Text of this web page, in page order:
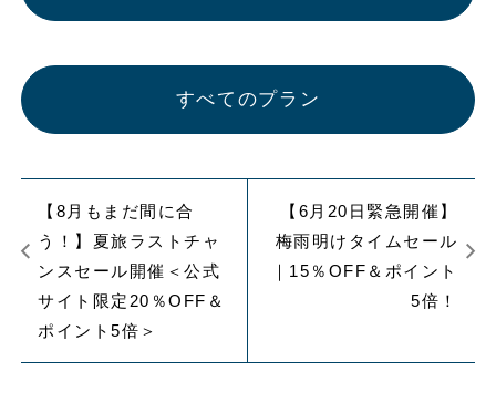
すべてのプラン
【8月もまだ間に合
う！】夏旅ラストチャ
ンスセール開催＜公式
サイト限定20％OFF＆
ポイント5倍＞
【6月20日緊急開催】
梅雨明けタイムセール
｜15％OFF＆ポイント
5倍！